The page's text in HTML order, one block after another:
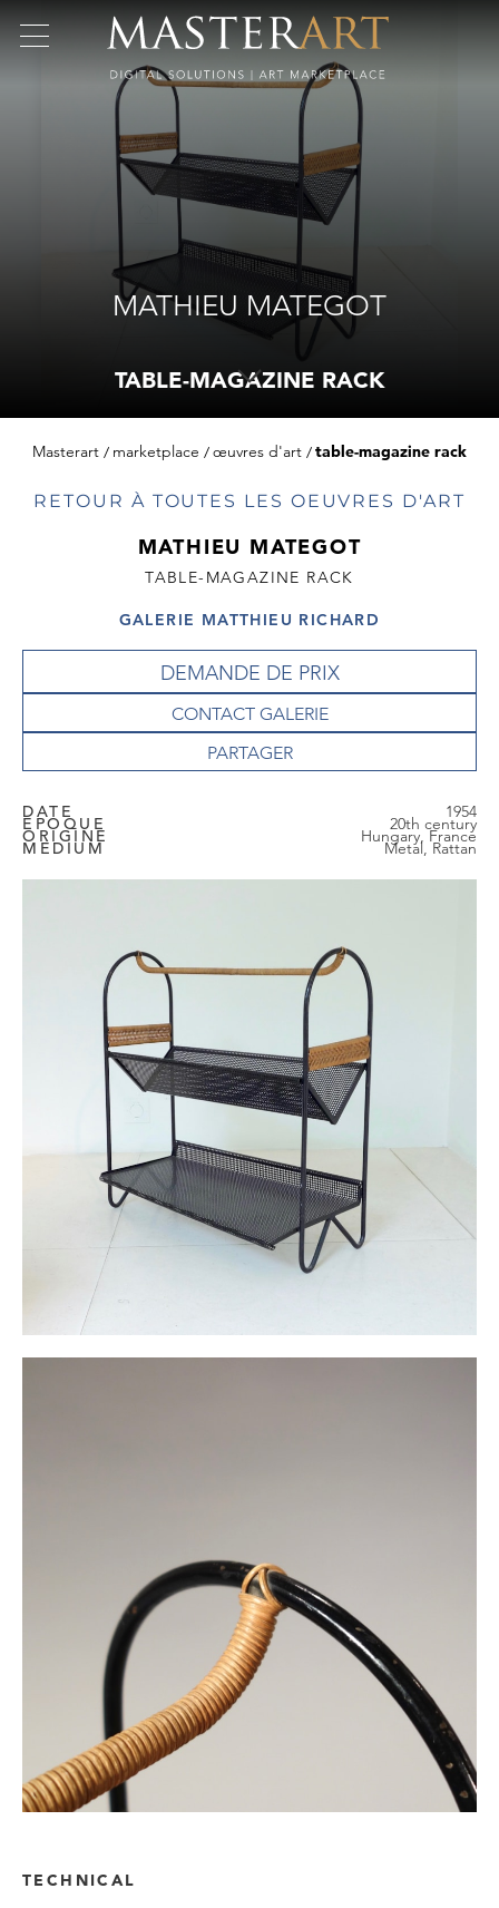
MATHIEU MATEGOT
TABLE-MAGAZINE RACK
Masterart marketplace œuvres d'art table-magazine rack
RETOUR À TOUTES LES OEUVRES D'ART
MATHIEU MATEGOT
TABLE-MAGAZINE RACK
GALERIE MATTHIEU RICHARD
DEMANDE DE PRIX
CONTACT GALERIE
DATE 1954
EPOQUE 20th century
ORIGINE Hungary, France
MEDIUM Metal, Rattan
TECHNICAL